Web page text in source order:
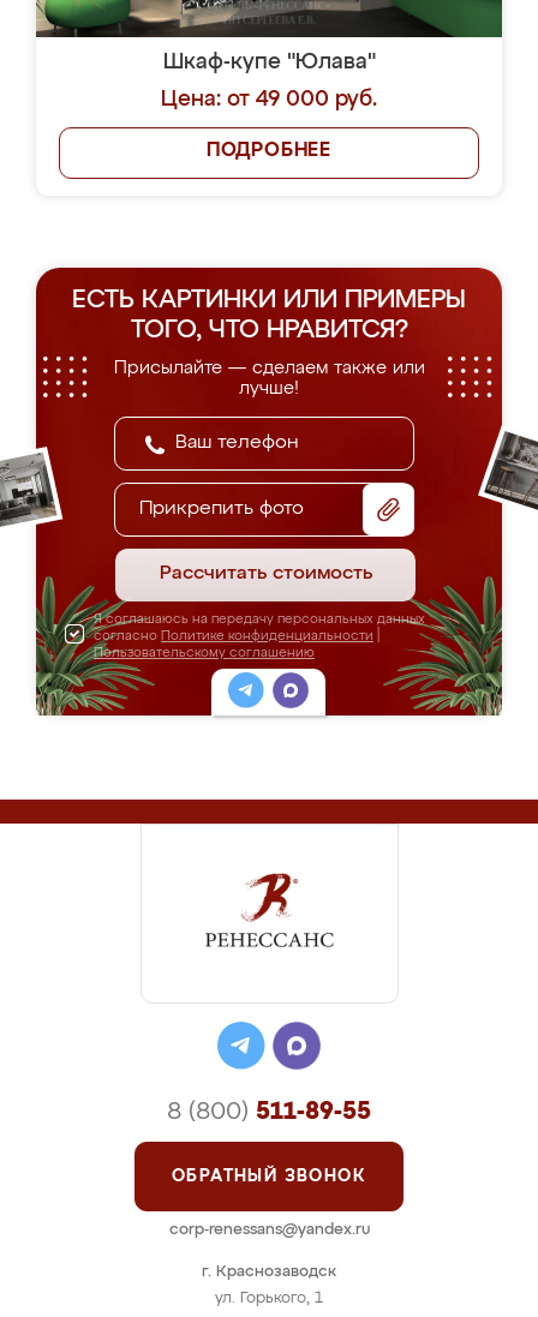
Шкаф-купе "Юлава"
Цена: от 49 000 руб.
ПОДРОБНЕЕ
ЕСТЬ КАРТИНКИ ИЛИ ПРИМЕРЫ
ТОГО, ЧТО НРАВИТСЯ?
Присылайте — сделаем также или
лучше!
Прикрепить фото
Рассчитать стоимость
Я соглашаюсь на передачу персональных данных
согласно Политике конфиденциальности
Пользовательскому соглашению
г. Краснозаводск
ул. Горького, 1
8 (800) 511-89-55
ОБРАТНЫЙ ЗВОНОК
corp-renessans@yandex.ru